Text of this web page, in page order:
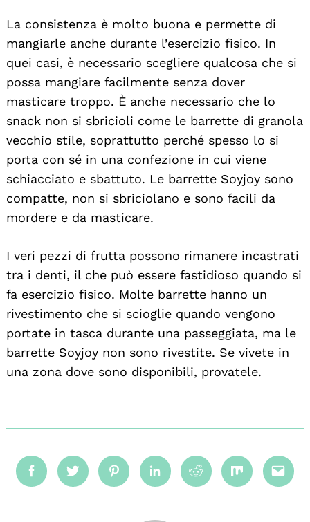
La consistenza è molto buona e permette di
mangiarle anche durante l’esercizio fisico. In
quei casi, è necessario scegliere qualcosa che si
possa mangiare facilmente senza dover
masticare troppo. È anche necessario che lo
snack non si sbricioli come le barrette di granola
vecchio stile, soprattutto perché spesso lo si
porta con sé in una confezione in cui viene
schiacciato e sbattuto. Le barrette Soyjoy sono
compatte, non si sbriciolano e sono facili da
mordere e da masticare.
I veri pezzi di frutta possono rimanere incastrati
tra i denti, il che può essere fastidioso quando si
fa esercizio fisico. Molte barrette hanno un
rivestimento che si scioglie quando vengono
portate in tasca durante una passeggiata, ma le
barrette Soyjoy non sono rivestite. Se vivete in
una zona dove sono disponibili, provatele.
FacebookTwitterPinterestLinkedinRedditMix